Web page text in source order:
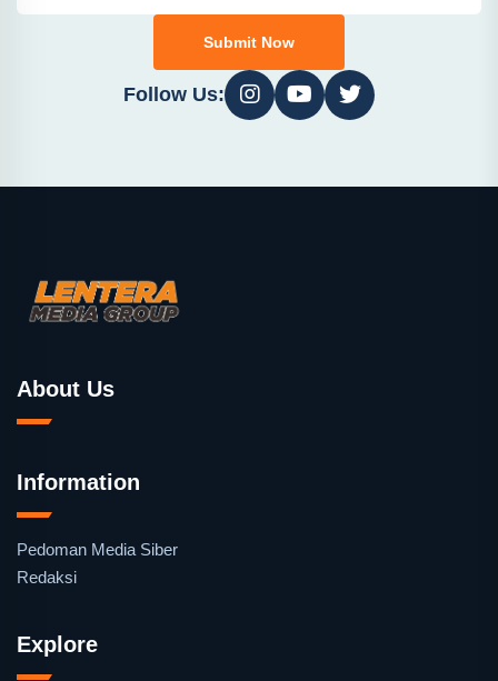
Submit Now
Follow Us:
About Us
Information
Pedoman Media Siber
Redaksi
Explore